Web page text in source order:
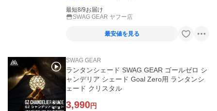
最短8/9お届け
SWAG GEAR ヤフー店
最安値を見る
SWAG GEAR
ランタンシェード SWAG GEAR ゴールゼロ シ
ャンデリア シェード Goal Zero用 ランタンシ
ェード クリスタル
3,990円